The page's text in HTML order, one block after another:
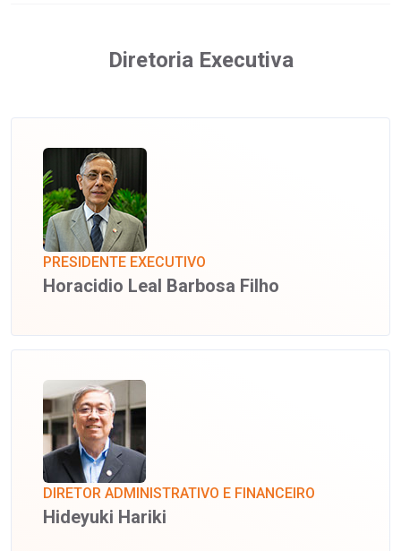
Diretoria Executiva
PRESIDENTE EXECUTIVO
Horacidio Leal Barbosa Filho
DIRETOR ADMINISTRATIVO E FINANCEIRO
Hideyuki Hariki